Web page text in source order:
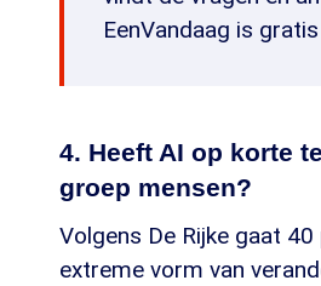
EenVandaag is
4. Heeft AI op korte
groep mensen?
Volgens De Rijke gaat
extreme vorm van